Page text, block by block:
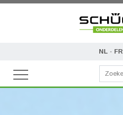
NL- FR